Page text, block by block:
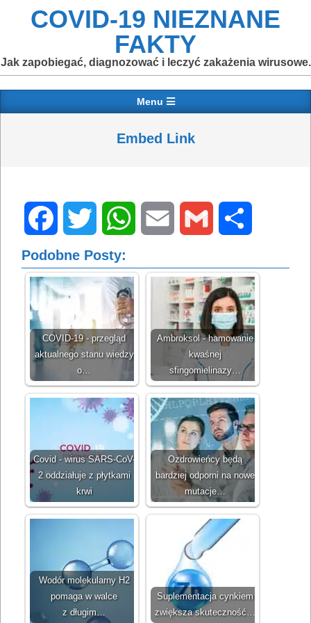
COVID-19 NIEZNANE
FAKTY
Jak zapobiegać, diagnozować i leczyć zakażenia wirusowe.
Navigation
Menu
Embed Link
FacebookTwitter WhatsApp
Podobne Posty:
COVID‐19 - przegląd
aktualnego stanu wiedzy
o…
Ambroksol - hamowanie
kwaśnej
sfingomielinazy…
Covid - wirus SARS-CoV-
2 oddziałuje z płytkami
krwi
Ozdrowieńcy będą
bardziej odporni na nowe
mutacje…
Wodór molekularny H2
pomaga w walce
z długim…
Suplementacja cynkiem
zwiększa skuteczność…